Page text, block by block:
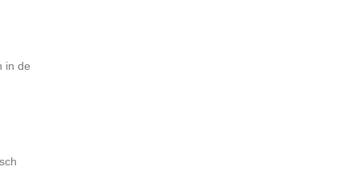
in de